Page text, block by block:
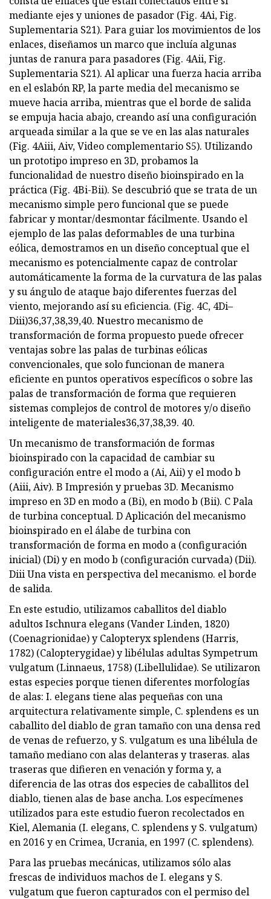
mediante ejes y uniones de pasador (Fig. 4Ai, Fig.
Suplementaria S21). Para guiar los movimientos de los
enlaces, diseñamos un marco que incluía algunas
juntas de ranura para pasadores (Fig. 4Aii, Fig.
Suplementaria S21). Al aplicar una fuerza hacia arriba
en el eslabón RP, la parte media del mecanismo se
mueve hacia arriba, mientras que el borde de salida
se empuja hacia abajo, creando así una configuración
arqueada similar a la que se ve en las alas naturales
(Fig. 4Aiii, Aiv, Video complementario S5). Utilizando
un prototipo impreso en 3D, probamos la
funcionalidad de nuestro diseño bioinspirado en la
práctica (Fig. 4Bi-Bii). Se descubrió que se trata de un
mecanismo simple pero funcional que se puede
fabricar y montar/desmontar fácilmente. Usando el
ejemplo de las palas deformables de una turbina
eólica, demostramos en un diseño conceptual que el
mecanismo es potencialmente capaz de controlar
automáticamente la forma de la curvatura de las palas
y su ángulo de ataque bajo diferentes fuerzas del
viento, mejorando así su eficiencia. (Fig. 4C, 4Di–
Diii)36,37,38,39,40. Nuestro mecanismo de
transformación de forma propuesto puede ofrecer
ventajas sobre las palas de turbinas eólicas
convencionales, que solo funcionan de manera
eficiente en puntos operativos específicos o sobre las
palas de transformación de forma que requieren
sistemas complejos de control de motores y/o diseño
inteligente de materiales36,37,38,39. 40.
Un mecanismo de transformación de formas
bioinspirado con la capacidad de cambiar su
configuración entre el modo a (Ai, Aii) y el modo b
(Aiii, Aiv). B Impresión y pruebas 3D. Mecanismo
impreso en 3D en modo a (Bi), en modo b (Bii). C Pala
de turbina conceptual. D Aplicación del mecanismo
bioinspirado en el álabe de turbina con
transformación de forma en modo a (configuración
inicial) (Di) y en modo b (configuración curvada) (Dii).
Diii Una vista en perspectiva del mecanismo. el borde
de salida.
En este estudio, utilizamos caballitos del diablo
adultos Ischnura elegans (Vander Linden, 1820)
(Coenagrionidae) y Calopteryx splendens (Harris,
1782) (Calopterygidae) y libélulas adultas Sympetrum
vulgatum (Linnaeus, 1758) (Libellulidae). Se utilizaron
estas especies porque tienen diferentes morfologías
de alas: I. elegans tiene alas pequeñas con una
arquitectura relativamente simple, C. splendens es un
caballito del diablo de gran tamaño con una densa red
de venas de refuerzo, y S. vulgatum es una libélula de
tamaño mediano con alas delanteras y traseras. alas
traseras que difieren en venación y forma y, a
diferencia de las otras dos especies de caballitos del
diablo, tienen alas de base ancha. Los especímenes
utilizados para este estudio fueron recolectados en
Kiel, Alemania (I. elegans, C. splendens y S. vulgatum)
en 2016 y en Crimea, Ucrania, en 1997 (C. splendens).
Para las pruebas mecánicas, utilizamos sólo alas
frescas de individuos machos de I. elegans y S.
vulgatum que fueron capturados con el permiso del